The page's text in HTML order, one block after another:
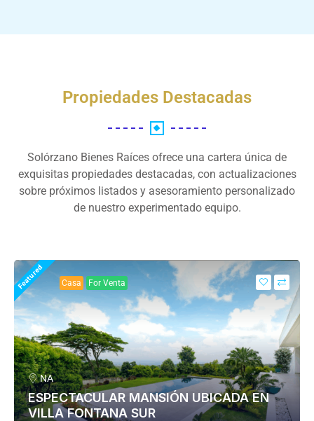
Propiedades Destacadas
Solórzano Bienes Raíces ofrece una cartera única de
exquisitas propiedades destacadas, con actualizaciones
sobre próximos listados y asesoramiento personalizado
de nuestro experimentado equipo.
Featured Casa For Venta
NA
ESPECTACULAR MANSIÓN UBICADA EN
VILLA FONTANA SUR